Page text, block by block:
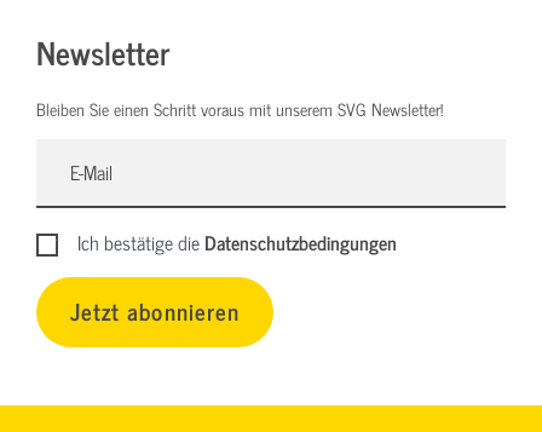
Newsletter
Bleiben Sie einen Schritt voraus mit unserem SVG Newsletter!
Ich bestätige dieDatenschutzbedingungen
Jetzt abonnieren